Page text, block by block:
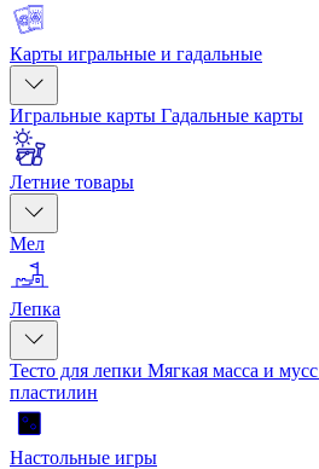
Карты игральные и гадальные
Игральные карты Гадальные карты
Летние товары
Мел
Лепка
Тесто для лепки Мягкая масса и
пластилин
Настольные игры